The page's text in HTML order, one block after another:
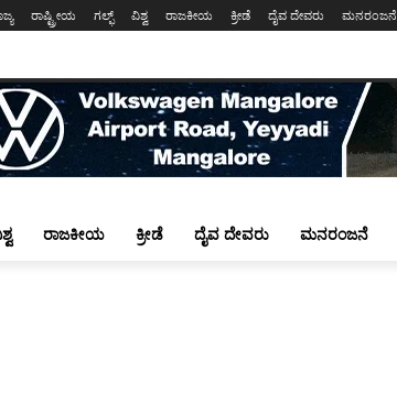
ರಾಷ್ಟ್ರೀಯ ಗಲ್ಫ್ ವಿಶ್ವ ರಾಜಕೀಯ ಕ್ರೀಡೆ ದೈವ ದೇವರು ಮನರಂಜನೆ
ರಾಜಕೀಯ ಕ್ರೀಡೆ ದೈವ ದೇವರು ಮನರಂಜನೆ